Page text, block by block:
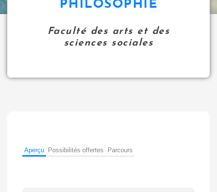
PHILOSOPHIE
Faculté des arts et des
sciences sociales
Aperçu Possibilités offertes Parcours